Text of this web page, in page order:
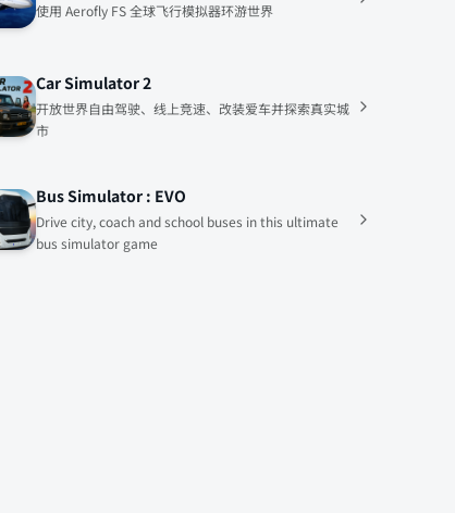
使用 Aerofly FS 全球飞行模拟器环游世界
Car Simulator 2
开放世界自由驾驶、线上竞速、改装爱车并探索真实城
市
Bus Simulator : EVO
Drive city, coach and school buses in this ultimate
bus simulator game